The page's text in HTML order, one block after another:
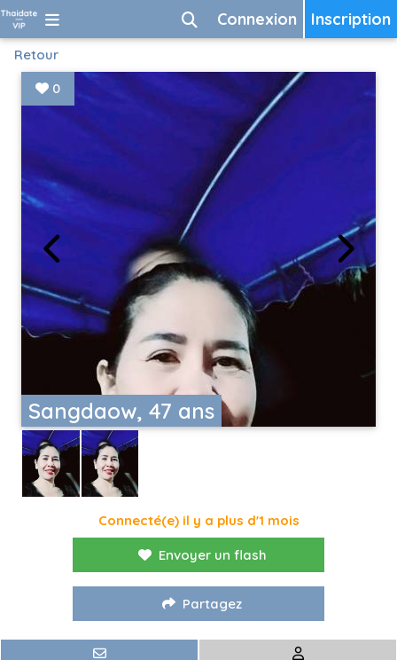
Inscription
Connexion
Retour
Sangdaow, 47 ans
0
Connecté(e) il y a plus d'1 mois
Envoyer un flash
Partagez